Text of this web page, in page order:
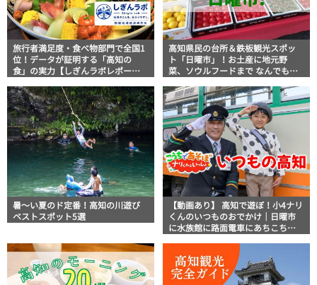
旅行者満足度・食べ物部門で全国1
位！データが証明する「高知の
食」の実力【しぎんラボレポー
高知県民の台所＆鉄板観光スポッ
ト「日曜市」！お土産に地元野
菜、ソウルフードまで なんでもそ
説！
暑～い夏のド定番！高知の川遊び
ベストスポット5選
【動画あり】 高知で遊ぼ！小4ナリ
くんのいつものおでかけ｜日曜市
に水族館に路面電車にあちこち巡